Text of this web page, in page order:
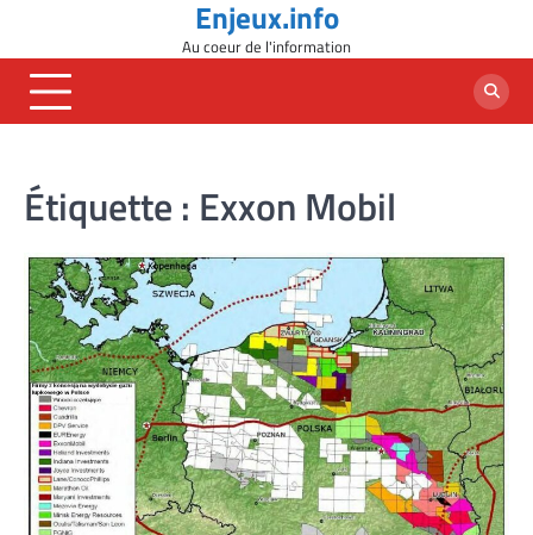
content
Enjeux.info
Au coeur de l'information
Étiquette : Exxon Mobil